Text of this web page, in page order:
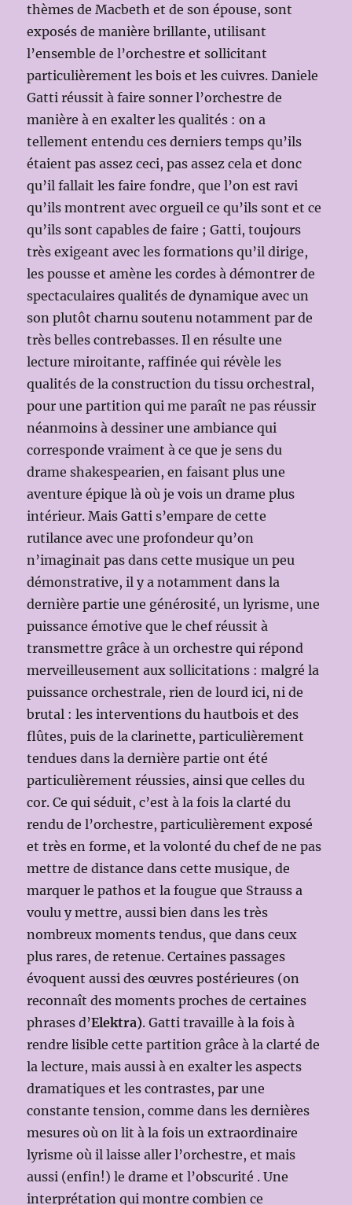
thèmes de Macbeth et de son épouse, sont
exposés de manière brillante, utilisant
l’ensemble de l’orchestre et sollicitant
particulièrement les bois et les cuivres. Daniele
Gatti réussit à faire sonner l’orchestre de
manière à en exalter les qualités : on a
tellement entendu ces derniers temps qu’ils
étaient pas assez ceci, pas assez cela et donc
qu’il fallait les faire fondre, que l’on est ravi
qu’ils montrent avec orgueil ce qu’ils sont et ce
qu’ils sont capables de faire ; Gatti, toujours
très exigeant avec les formations qu’il dirige,
les pousse et amène les cordes à démontrer de
spectaculaires qualités de dynamique avec un
son plutôt charnu soutenu notamment par de
très belles contrebasses. Il en résulte une
lecture miroitante, raffinée qui révèle les
qualités de la construction du tissu orchestral,
pour une partition qui me paraît ne pas réussir
néanmoins à dessiner une ambiance qui
corresponde vraiment à ce que je sens du
drame shakespearien, en faisant plus une
aventure épique là où je vois un drame plus
intérieur. Mais Gatti s’empare de cette
rutilance avec une profondeur qu’on
n’imaginait pas dans cette musique un peu
démonstrative, il y a notamment dans la
dernière partie une générosité, un lyrisme, une
puissance émotive que le chef réussit à
transmettre grâce à un orchestre qui répond
merveilleusement aux sollicitations : malgré la
puissance orchestrale, rien de lourd ici, ni de
brutal : les interventions du hautbois et des
flûtes, puis de la clarinette, particulièrement
tendues dans la dernière partie ont été
particulièrement réussies, ainsi que celles du
cor. Ce qui séduit, c’est à la fois la clarté du
rendu de l’orchestre, particulièrement exposé
et très en forme, et la volonté du chef de ne pas
mettre de distance dans cette musique, de
marquer le pathos et la fougue que Strauss a
voulu y mettre, aussi bien dans les très
nombreux moments tendus, que dans ceux
plus rares, de retenue. Certaines passages
évoquent aussi des œuvres postérieures (on
reconnaît des moments proches de certaines
phrases d’Elektra). Gatti travaille à la fois à
rendre lisible cette partition grâce à la clarté de
la lecture, mais aussi à en exalter les aspects
dramatiques et les contrastes, par une
constante tension, comme dans les dernières
mesures où on lit à la fois un extraordinaire
lyrisme où il laisse aller l’orchestre, et mais
aussi (enfin!) le drame et l’obscurité . Une
interprétation qui montre combien ce